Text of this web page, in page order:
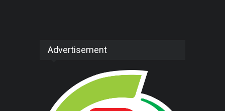
Advertisement